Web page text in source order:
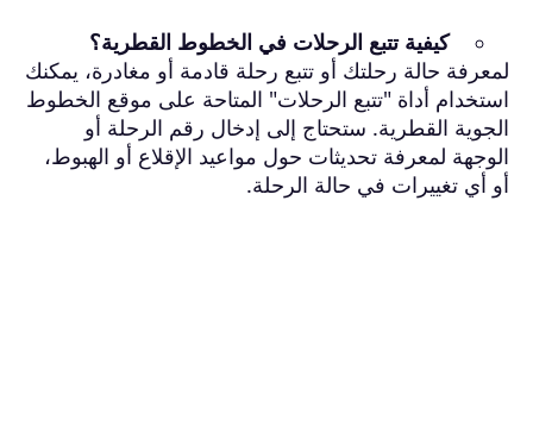
كيفية تتبع الرحلات في الخطوط القطرية؟
لمعرفة حالة رحلتك أو تتبع رحلة قادمة أو مغادرة، يمكنك
استخدام أداة "تتبع الرحلات" المتاحة على موقع الخطوط
الجوية القطرية. ستحتاج إلى إدخال رقم الرحلة أو
الوجهة لمعرفة تحديثات حول مواعيد الإقلاع أو الهبوط،
أو أي تغييرات في حالة الرحلة.